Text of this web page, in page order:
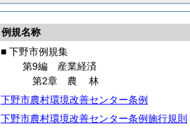
例規名称
■ 下野市例規集
第9編 産業経済
第2章 農林
下野市農村環境改善センター条例
下野市農村環境改善センター条例施行規則